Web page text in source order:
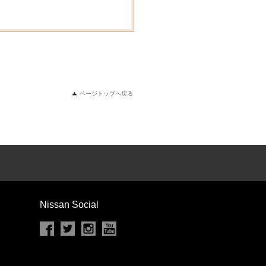
ページトップへ戻る
Nissan Social